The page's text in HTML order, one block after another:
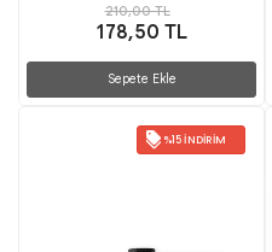
210,00 TL
178,50 TL
Sepete Ekle
%15 İNDIRIM